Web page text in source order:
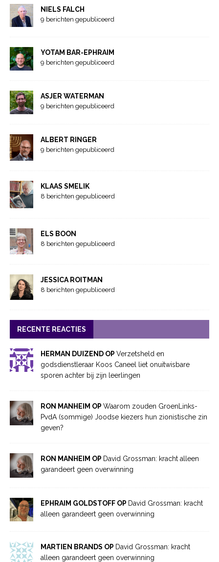
NIELS FALCH
9 berichten gepubliceerd
YOTAM BAR-EPHRAIM
9 berichten gepubliceerd
ASJER WATERMAN
9 berichten gepubliceerd
ALBERT RINGER
9 berichten gepubliceerd
KLAAS SMELIK
8 berichten gepubliceerd
ELS BOON
8 berichten gepubliceerd
JESSICA ROITMAN
8 berichten gepubliceerd
RECENTE REACTIES
HERMAN DUIZEND OP Verzetsheld en
godsdienstleraar Koos Caneel liet onuitwisbare
sporen achter bij zijn leerlingen
RON MANHEIM OP Waarom zouden GroenLinks-
PvdA (sommige) Joodse kiezers hun zionistische zin
geven?
RON MANHEIM OP David Grossman: kracht alleen
garandeert geen overwinning
EPHRAIM GOLDSTOFF OP David Grossman: kracht
alleen garandeert geen overwinning
MARTIEN BRANDS OP David Grossman: kracht
alleen garandeert geen overwinning